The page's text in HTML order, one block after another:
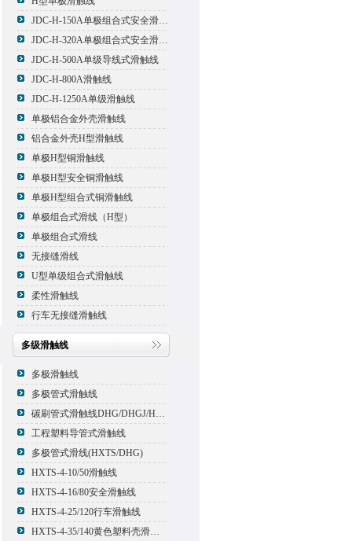
JDC-H-150A单极组合式安全滑触线
JDC-H-320A单极组合式安全滑触线
JDC-H-500A单级导线式滑触线
JDC-H-800A滑触线
JDC-H-1250A单级滑触线
单极铝合金外壳滑触线
铝合金外壳H型滑触线
单极H型铜滑触线
单极H型安全铜滑触线
单极H型组合式铜滑触线
单极组合式滑线（H型）
单极组合式滑线
无接缝滑线
U型单级组合式滑触线
柔性滑触线
行车无接缝滑触线
多级滑触线
多极滑触线
多极管式滑触线
碳刷管式滑触线DHG/DHGJ/HXTL/HXTS-4
工程塑料导管式滑触线
多极管式滑线(HXTS/DHG)
HXTS-4-10/50滑触线
HXTS-4-16/80安全滑触线
HXTS-4-25/120行车滑触线
HXTS-4-35/140黄色塑料壳滑触线